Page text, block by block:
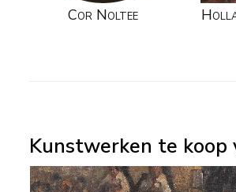
Cor Noltee
Kunstwerken te koop